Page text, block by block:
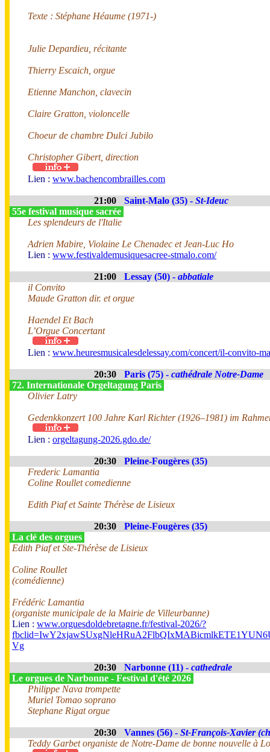
Texte : Stéphane Héaume (1971-)
Julie Depardieu, récitante
Thierry Escaich, orgue
Etienne Manchon, clavecin
Claire Gratton, violoncelle
Choeur de chambre Dulci Jubilo
Christopher Gibert, direction
Lien : www.bachencombrailles.com
21:00 Saint-Malo (35) - St-Ideuc
55e festival musique sacrée
Les splendeurs de l'Italie
Adrien Mabire, Violaine Le Chenadec et Jean-Luc Ho
Lien : www.festivaldemusiquesacree-stmalo.com/
21:00 Lessay (50) - abbatiale
il Convito
Maude Gratton dir. et orgue
Haendel Et Bach
L’Orgue Concertant
Lien : www.heuresmusicalesdelessay.com/concert/il-convito-
20:30 Paris (75) - cathédrale Notre-Dame
72. Internationale Orgeltagung Paris
Olivier Latry
Gedenkkonzert 100 Jahre Karl Richter (1926–1981) im
Lien : orgeltagung-2026.gdo.de/
20:30
Pleine-Fougères (35)
Frederic Lamantia
Coline Roullet comedienne
Edith Piaf et Sainte Thérèse de Lisieux
20:30
Pleine-Fougères (35)
La clé des orgues
Edith Piaf et Ste-Thérèse de Lisieux
Coline Roullet
(comédienne)
Frédéric Lamantia
(organiste municipale de la Mairie de Villeurbanne)
Lien : www.orguesdoldebretagne.fr/festival-2026/?
Vg
20:30 Narbonne (11) - cathedrale
Le orgues de Narbonne - Festival d'été 2026
Philippe Nava trompette
Muriel Tomao soprano
Stephane Rigat orgue
20:30 Vannes (56) - St-François-Xavier
Teddy Garbet organiste de Notre-Dame de bonne nouvelle à